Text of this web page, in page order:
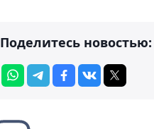
Поделитесь новостью: